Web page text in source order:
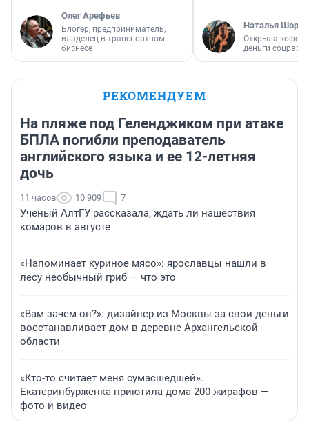
Олег Арефьев
Блогер, предприниматель,
владелец в транспортном
бизнесе
Наталья
Открыла
деньги
РЕКОМЕНДУЕМ
На пляже под Геленджиком при атаке
БПЛА погибли преподаватель
английского языка и ее 12-летняя
дочь
11 часов 10 909 7
Ученый АлтГУ рассказала, ждать ли нашествия
комаров в августе
«Напоминает куриное мясо»: ярославцы нашли в
лесу необычный гриб — что это
«Вам зачем он?»: дизайнер из Москвы за свои деньги
восстанавливает дом в деревне Архангельской
области
«Кто-то считает меня сумасшедшей».
Екатеринбурженка приютила дома 200 жирафов —
фото и видео